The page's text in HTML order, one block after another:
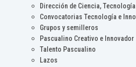
Dirección de Ciencia,
Convocatorias Tecnología e
Grupos y semilleros
Pascualino Creativo e Innovador
Talento Pascualino
Lazos